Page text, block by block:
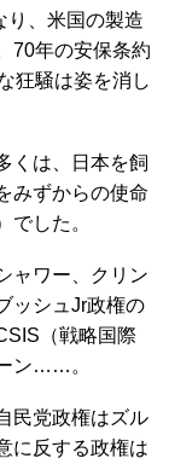
り、米国の製造
70年の安保条約
狂騒は姿を消し
くは、日本を飼
みずからの使命
でした。
ャワー、クリン
ッシュJr政権の
（戦略国際
ン……。
民党政権はズル
に反する政権は